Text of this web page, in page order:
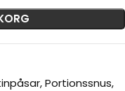
,Portionssnus,